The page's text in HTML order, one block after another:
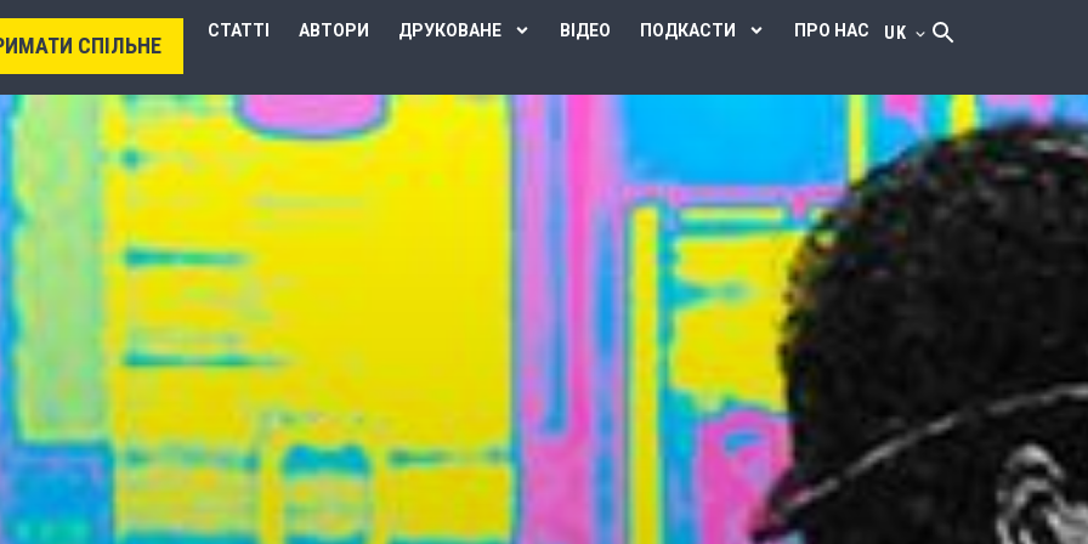
СПІЛЬНЕ
СТАТТІ АВТОРИ ДРУКОВАНЕ ВІДЕО ПОДКАСТИ ПРО НАС UK